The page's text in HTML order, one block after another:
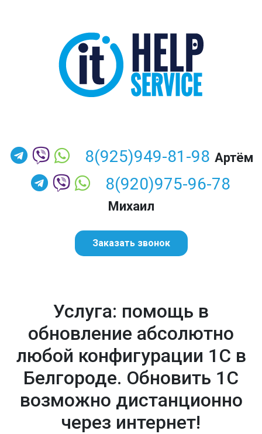
8(925)949-81-98 Артём
8(920)975-96-78
Михаил
Заказать звонок
Услуга: помощь в
обновление абсолютно
любой конфигурации 1С в
Белгороде. Обновить 1С
возможно дистанционно
через интернет!